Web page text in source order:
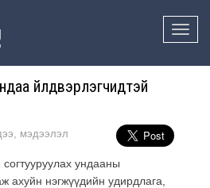
Toggle
үйлдвэрлэгчидтэй
мэдээлэл
ундааны
ахуйн нэгжүүдийн удирдлага,